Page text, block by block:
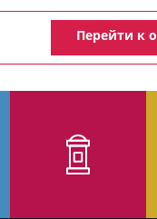
Перейти к